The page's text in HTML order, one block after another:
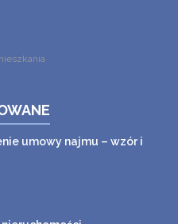
umowy najmu – wzór i